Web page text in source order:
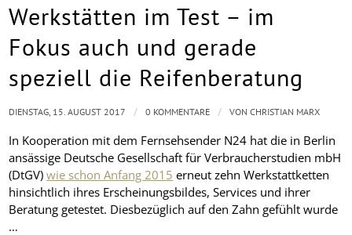
Werkstätten im Test – im
Fokus auch und gerade
speziell die Reifenberatung
In Kooperation mit dem Fernsehsender N24 hat die in Berlin
ansässige Deutsche Gesellschaft für Verbraucherstudien mbH
(DtGV)wie schon Anfang 2015 erneut zehn Werkstattketten
hinsichtlich ihres Erscheinungsbildes, Services und ihrer
Beratung getestet. Diesbezüglich auf den Zahn gefühlt wurde
…
DIENSTAG, 15. AUGUST 2017 / 0 KOMMENTARE / VONCHRISTIAN MARX